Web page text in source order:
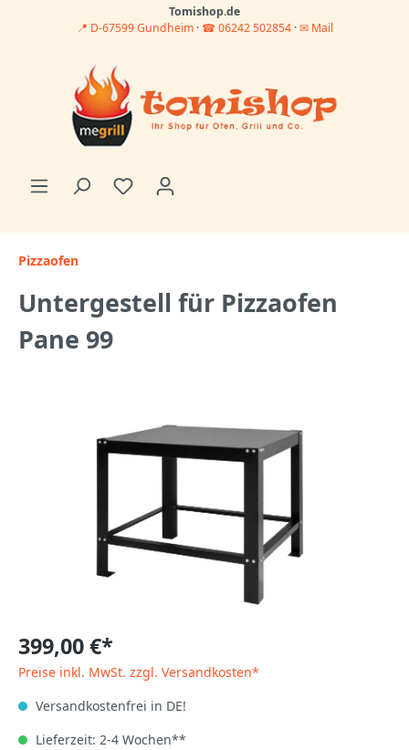
Tomishop.de
📍 D-67599 Gundheim · ☎ 06242 502854·✉ Mail
Pizzaofen
Untergestell für Pizzaofen
Pane 99
399,00 €*
Preise inkl. MwSt. zzgl. Versandkosten*
Versandkostenfrei in DE!
Lieferzeit: 2-4 Wochen**